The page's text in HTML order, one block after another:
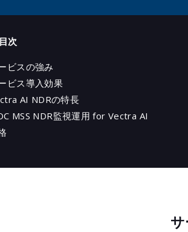
目次
ビスの強み
ビス導入効果
AI NDRの特長
MSS NDR監視運用 for Vectra AI